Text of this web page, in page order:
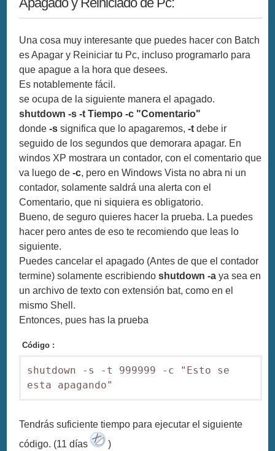
Una cosa muy interesante que puedes hacer con Batch
es Apagar y Reiniciar tu Pc, incluso programarlo para
que apague a la hora que desees.
Es notablemente fácil.
se ocupa de la siguiente manera el apagado.
shutdown -s -t Tiempo -c "Comentario"
donde-s significa que lo apagaremos, -t debe ir
seguido de los segundos que demorara apagar. En
windos XP mostrara un contador, con el comentario que
va luego de -c, pero en Windows Vista no abra ni un
contador, solamente saldrá una alerta con el
Comentario, que ni siquiera es obligatorio.
Bueno, de seguro quieres hacer la prueba. La puedes
hacer pero antes de eso te recomiendo que leas lo
siguiente.
Puedes cancelar el apagado (Antes de que el contador
termine) solamente escribiendoshutdown -a ya sea en
un archivo de texto con extensión bat, como en el
mismo Shell.
Entonces, pues has la prueba
Código :
shutdown -s -t 999999 -c "Esto se
esta apagando"
Tendrás suficiente tiempo para ejecutar el siguiente
código. (11 días
)